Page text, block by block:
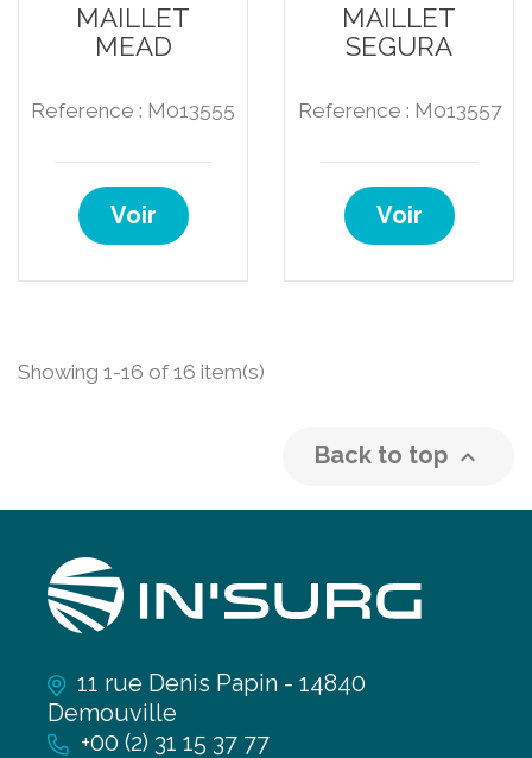
MAILLET
MEAD
Reference : M013555
Voir
MAILLET
SEGURA
Reference : M013557
Voir
Showing 1-16 of 16 item(s)
Back to top 
11 rue Denis Papin - 14840
Demouville
+00 (2) 31 15 37 77